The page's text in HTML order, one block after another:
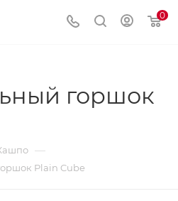
0
горшок
—
Plain Cube